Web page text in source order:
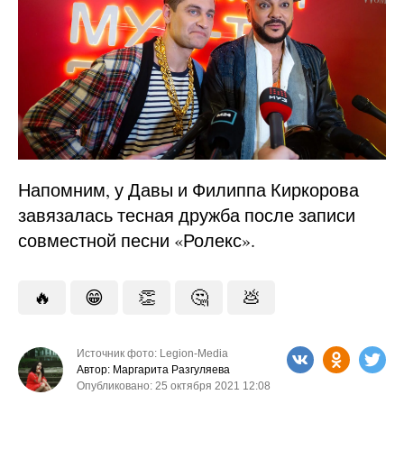
Напомним, у Давы и Филиппа Киркорова
завязалась тесная дружба после записи
совместной песни «Ролекс».
🔥 😁 👏 🤔 💩
Источник фото: Legion-Media
Автор: Маргарита Разгуляева
Опубликовано: 25 октября 2021 12:08